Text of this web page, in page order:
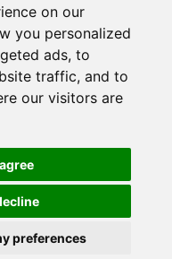
on our
you personalized
ads, to
traffic, and to
our visitors are
preferences
นตัว|
. สงวนลิขสิทธิ์.